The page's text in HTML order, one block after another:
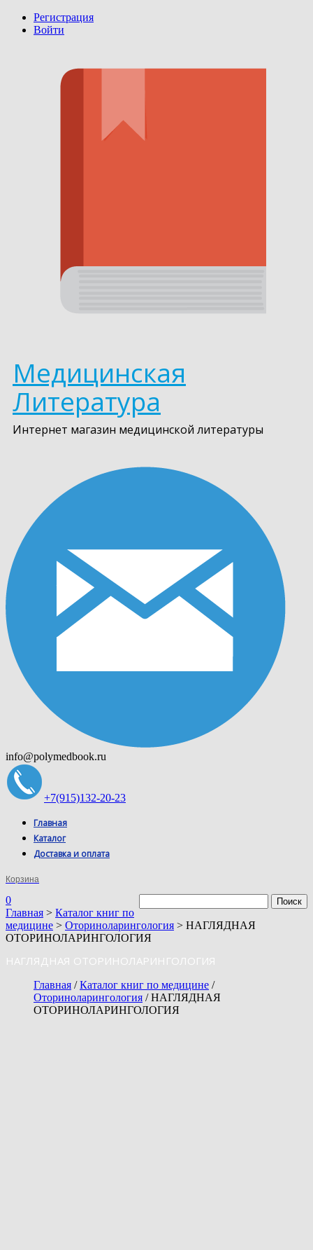
Регистрация
Войти
Медицинская
Литература
Интернет магазин медицинской литературы
info@polymedbook.ru
+7(915)132-20-23
Главная
Каталог
Доставка и оплата
Корзина
0
Главная > Каталог книг по
медицине > Оториноларингология > НАГЛЯДНАЯ
ОТОРИНОЛАРИНГОЛОГИЯ
НАГЛЯДНАЯ ОТОРИНОЛАРИНГОЛОГИЯ
Главная /Каталог книг по медицине /
Оториноларингология / НАГЛЯДНАЯ
ОТОРИНОЛАРИНГОЛОГИЯ